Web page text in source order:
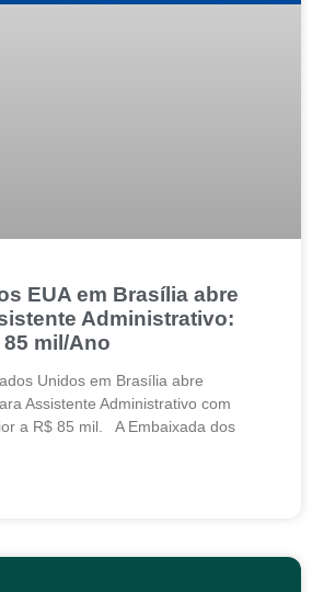
EUA em Brasília abre
Administrativo:
mil/Ano
Unidos em Brasília abre
Assistente Administrativo com
a R$ 85 mil. A Embaixada dos